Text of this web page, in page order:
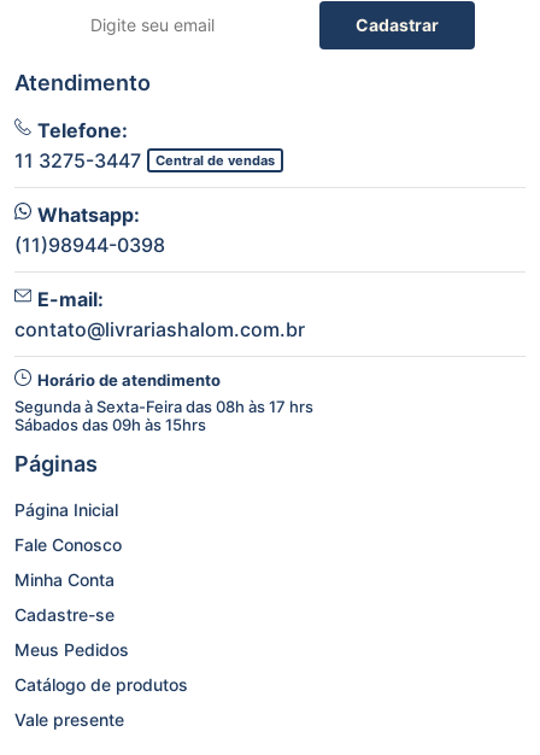
Cadastrar
Atendimento
Telefone:
11 3275-3447
Central de vendas
Whatsapp:
(11)98944-0398
E-mail:
contato@livrariashalom.com.br
Horário de atendimento
Segunda à Sexta-Feira das 08h às 17 hrs
Sábados das 09h às 15hrs
Páginas
Página Inicial
Fale Conosco
Minha Conta
Cadastre-se
Meus Pedidos
Catálogo de produtos
Vale presente